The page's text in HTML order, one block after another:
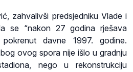
zahvalivši predsjedniku Vlade i
se “nakon 27 godina rješava
davne 1997. godine.
ovog spora nije išlo u gradnju
nego u rekonstrukciju